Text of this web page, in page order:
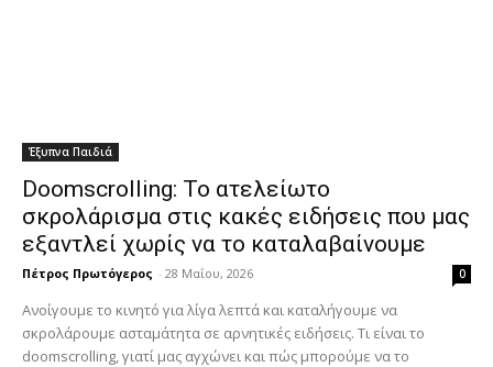
Έξυπνα Παιδιά
Doomscrolling: Το ατελείωτο
σκρολάρισμα στις κακές ειδήσεις που μας
εξαντλεί χωρίς να το καταλαβαίνουμε
Πέτρος Πρωτόγερος - 28 Μαΐου, 2026 0
Ανοίγουμε το κινητό για λίγα λεπτά και καταλήγουμε να
σκρολάρουμε ασταμάτητα σε αρνητικές ειδήσεις. Τι είναι το
doomscrolling, γιατί μας αγχώνει και πώς μπορούμε να το